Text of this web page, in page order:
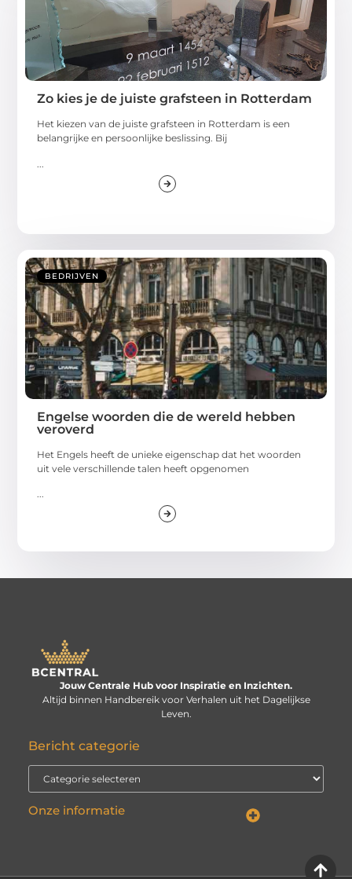
Zo kies je de juiste grafsteen in Rotterdam
Het kiezen van de juiste grafsteen in Rotterdam is een
belangrijke en persoonlijke beslissing. Bij
BEDRIJVEN
Engelse woorden die de wereld hebben
veroverd
Het Engels heeft de unieke eigenschap dat het woorden
uit vele verschillende talen heeft opgenomen
...
Jouw Centrale Hub voor Inspiratie en Inzichten.
Altijd binnen Handbereik voor Verhalen uit het Dagelijkse
Leven.
Bericht categorie
Onze informatie